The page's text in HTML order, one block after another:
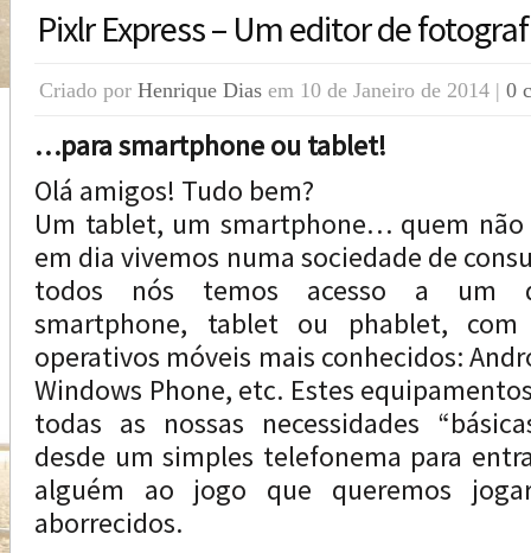
Pixlr Express – Um editor de
Criado por Henrique Dias em 10 de Janeiro de 2014 | 0
…para smartphone ou tablet!
Olá amigos! Tudo bem?
Um tablet, um smartphone… quem não
em dia vivemos numa sociedade de
todos nós temos acesso a um
smartphone, tablet ou phablet,
operativos móveis mais conhecidos:
Windows Phone, etc. Estes
todas as nossas necessidades
desde um simples telefonema para
alguém ao jogo que queremos
aborrecidos.